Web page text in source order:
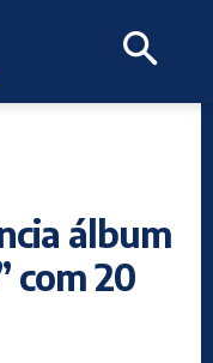
álbum
com 20